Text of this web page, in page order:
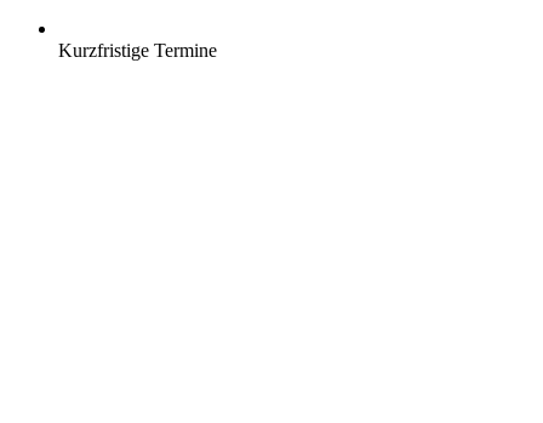
Kurzfristige Termine